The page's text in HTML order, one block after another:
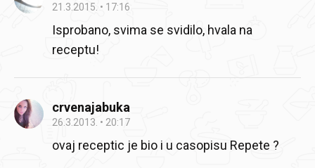
21.3.2015. 17:16
Isprobano, svima se svidilo, hvala na
receptu!
crvenajabuka
26.3.2013. 20:17
ovaj receptic je bio i u casopisu Repete ?